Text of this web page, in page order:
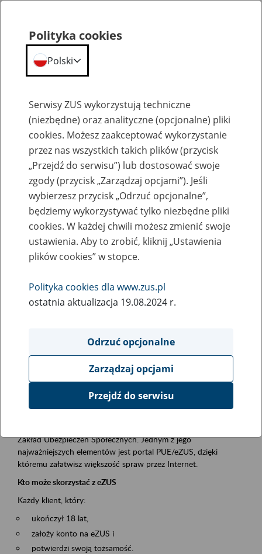
Szkolenia
Zaproś ZUS do siebie - zakładanie profili
eZUS w siedzibie Twojej firmy
Rodzaj wydarzenia
Szkolenia
Obszar merytoryczny
obsługa klientów
Opis wydarzenia
Platforma Usług Elektronicznych ZUS eZUS
Zakład Ubezpieczeń Społecznych. Jednym z jego
najważniejszych elementów jest portal PUE/eZUS, dzięki
któremu załatwisz większość spraw przez Internet.
Kto może skorzystać z eZUS
Każdy klient, który:
ukończył 18 lat,
założy konto na eZUS i
potwierdzi swoją tożsamość.
Polityka cookies
Polski
Serwisy ZUS wykorzystują techniczne
(niezbędne) oraz analityczne (opcjonalne) pliki
cookies. Możesz zaakceptować wykorzystanie
przez nas wszystkich takich plików (przycisk
„Przejdź do serwisu”) lub dostosować swoje
zgody (przycisk „Zarządzaj opcjami”). Jeśli
wybierzesz przycisk „Odrzuć opcjonalne”,
będziemy wykorzystywać tylko niezbędne pliki
cookies. W każdej chwili możesz zmienić swoje
ustawienia. Aby to zrobić, kliknij „Ustawienia
plików cookies” w stopce.
Polityka cookies dla www.zus.pl
ostatnia aktualizacja 19.08.2024 r.
Odrzuć opcjonalne
Zarządzaj opcjami
Przejdź do serwisu